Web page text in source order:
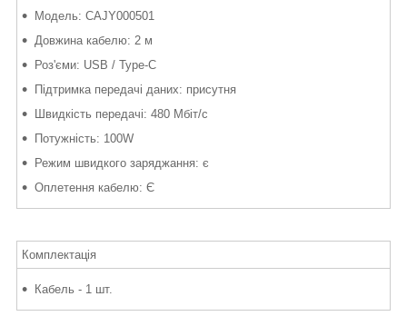
Модель: CAJY000501
Довжина кабелю: 2 м
Роз'єми: USB / Type-C
Підтримка передачі даних: присутня
Швидкість передачі: 480 Мбіт/с
Потужність: 100W
Режим швидкого заряджання: є
Оплетення кабелю: Є
Комплектація
Кабель - 1 шт.